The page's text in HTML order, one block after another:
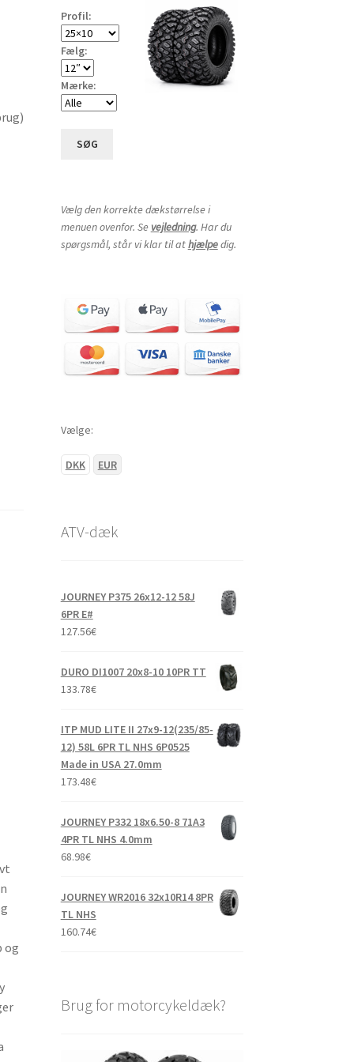
og
Profil:
Fælg:
Mærke:
SØG
Vælg den korrekte dækstørrelse i
menuen ovenfor. Se vejledning. Har du
spørgsmål, står vi klar til athjælpedig.
Vælge:
DKK EUR
ATV-dæk
JOURNEY P375 26x12-12 58J
6PR E#
127.56€
DURO DI1007 20x8-10 10PR TT
133.78€
ITP MUD LITE II 27x9-12(235/85-
12) 58L 6PR TL NHS 6P0525
Made in USA 27.0mm
173.48€
JOURNEY P332 18x6.50-8 71A3
4PR TL NHS 4.0mm
68.98€
JOURNEY WR2016 32x10R14 8PR
TL NHS
160.74€
Brug for motorcykeldæk?